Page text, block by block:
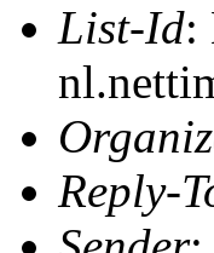
List-Id:
Reply-